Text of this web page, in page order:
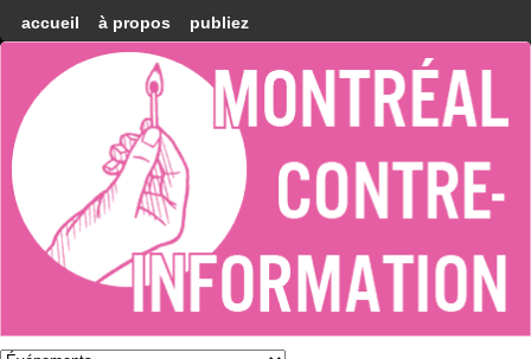
accueil à propos publiez
Montréal
Counter-
information